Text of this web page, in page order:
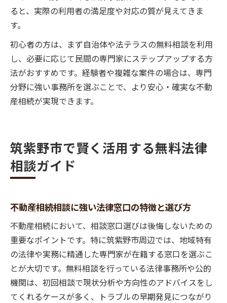
ると、実際の利用者の満足度や対応の質が見えてきま
す。
初心者の方は、まず自治体や法テラスの無料相談を利用
し、必要に応じて民間の専門家にステップアップする方
法がおすすめです。経験者や複雑な案件の場合は、専門
分野に強い事務所を選ぶことで、より安心・確実な不動
産相続が実現できます。
筑紫野市で賢く活用する無料法律
相談ガイド
不動産相続相談に強い法律窓口の特徴と選び方
不動産相続において、相談窓口選びは後悔しないための
重要なポイントです。特に筑紫野市周辺では、地域特有
の法律や実務に精通した専門家が在籍する窓口を選ぶこ
とが大切です。無料相談を行っている法律事務所や公的
機関は、初回相談で現状分析や方向性のアドバイスをし
てくれるケースが多く、トラブルの早期発見につながり